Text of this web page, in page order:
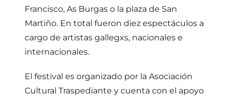
Francisco, As Burgas o la plaza de San
Martiño. En total fueron diez espectáculos a
cargo de artistas gallegxs, nacionales e
internacionales.
El festival es organizado por la Asociación
Cultural Traspediante y cuenta con el apoyo